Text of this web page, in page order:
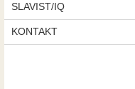
SLAVIST/IQ
KONTAKT